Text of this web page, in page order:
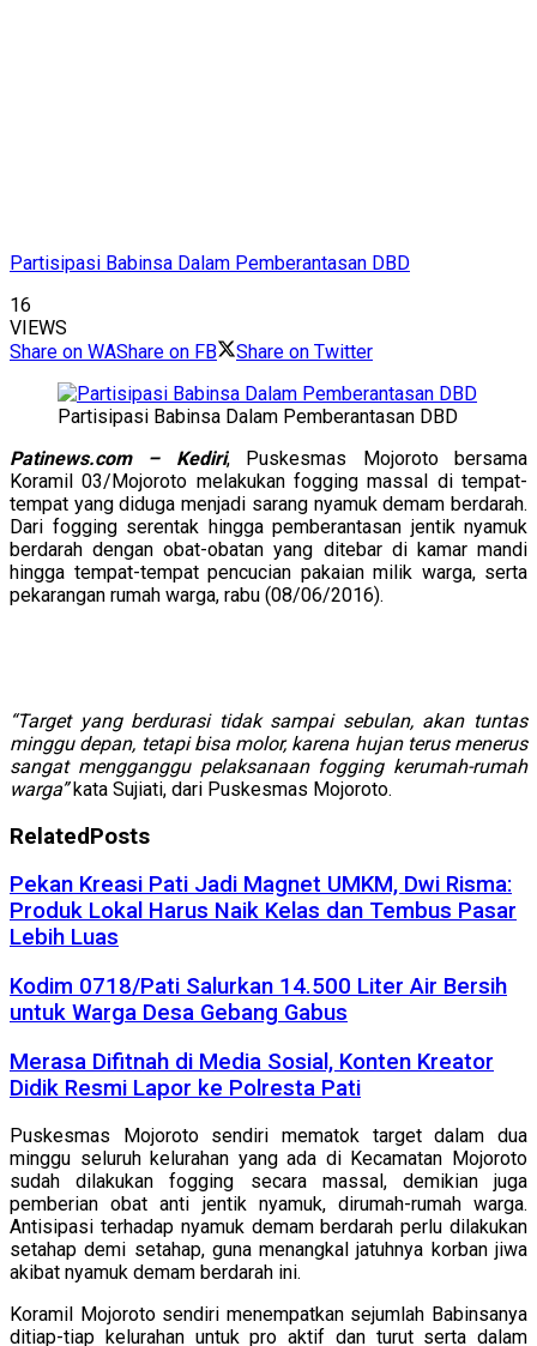
Partisipasi Babinsa Dalam Pemberantasan DBD
16
VIEWS
Share on WAShare on FB Share on Twitter
Partisipasi Babinsa Dalam Pemberantasan DBD
Patinews.com – Kediri, Puskesmas Mojoroto bersama
Koramil 03/Mojoroto melakukan fogging massal di tempat-
tempat yang diduga menjadi sarang nyamuk demam berdarah.
Dari fogging serentak hingga pemberantasan jentik nyamuk
berdarah dengan obat-obatan yang ditebar di kamar mandi
hingga tempat-tempat pencucian pakaian milik warga, serta
pekarangan rumah warga, rabu (08/06/2016).
“Target yang berdurasi tidak sampai sebulan, akan tuntas
minggu depan, tetapi bisa molor, karena hujan terus menerus
sangat mengganggu pelaksanaan fogging kerumah-rumah
warga”kata Sujiati, dari Puskesmas Mojoroto.
RelatedPosts
Pekan Kreasi Pati Jadi Magnet UMKM, Dwi Risma:
Produk Lokal Harus Naik Kelas dan Tembus Pasar
Lebih Luas
Kodim 0718/Pati Salurkan 14.500 Liter Air Bersih
untuk Warga Desa Gebang Gabus
Merasa Difitnah di Media Sosial, Konten Kreator
Didik Resmi Lapor ke Polresta Pati
Puskesmas Mojoroto sendiri mematok target dalam dua
minggu seluruh kelurahan yang ada di Kecamatan Mojoroto
sudah dilakukan fogging secara massal, demikian juga
pemberian obat anti jentik nyamuk, dirumah-rumah warga.
Antisipasi terhadap nyamuk demam berdarah perlu dilakukan
setahap demi setahap, guna menangkal jatuhnya korban jiwa
akibat nyamuk demam berdarah ini.
Koramil Mojoroto sendiri menempatkan sejumlah Babinsanya
ditiap-tiap kelurahan untuk pro aktif dan turut serta dalam